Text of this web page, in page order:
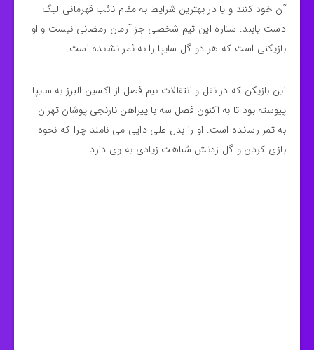
آن خود کنند و یا در بهترین شرایط به مقام نائب قهرمانی لیگ
دست یابند. ستاره این تیم شخصی جز آرمان رمضانی نیست و او
بازیکنی است که هر دو گل سایپا را به ثمر نشانده است.
این بازیکن که در نقل و انتقالات نیم فصل از اکسین البرز به سایپا
پیوسته بود تا به اکنون فصل سه با پیراهن نارنجی پوشان تهران
به ثمر رسانده است. او را بدل علی دایی می نامند چرا که نحوه
بازی کردن و گل زدنش شباهت زیادی به وی دارد.